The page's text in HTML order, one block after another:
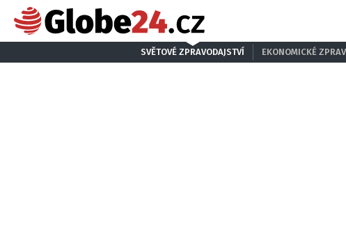
SVĚTOVÉ ZPRAVODAJSTVÍ EKONOMICKÉ